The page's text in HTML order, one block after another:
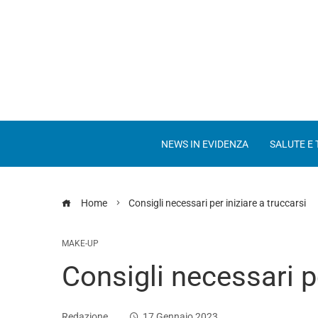
NEWS IN EVIDENZA SALUTE E
Home Consigli necessari per iniziare a truccarsi
MAKE-UP
Consigli necessari